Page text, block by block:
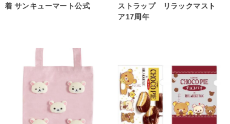
着 サンキューマート公式
ストラップ リラックマスト
ア17周年